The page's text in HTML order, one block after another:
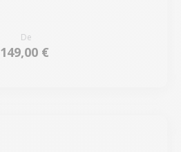
De
149,00 €